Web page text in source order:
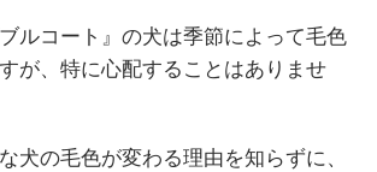
ルコート』の犬は季節によって毛色
が、特に心配することはありませ
犬の毛色が変わる理由を知らずに、